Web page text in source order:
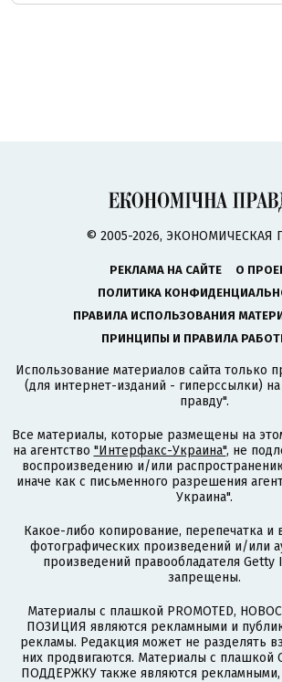
© 2005-2026, ЭКОНОМИЧЕСКАЯ
РЕКЛАМА НА САЙТЕ
О
ПОЛИТИКА
ПРАВИЛА ИСПОЛЬЗОВАНИЯ
ПРИНЦИПЫ И ПРАВИЛА
Использование материалов сайта только
(для интернет-изданий - гиперссылки)
правду".
Все материалы, которые размещены на
на агентство "Интерфакс-Украина", не
воспроизведению и/или
иначе как с письменного разрешения
Украина".
Какое-либо копирование, перепечатка и
фотографических произведений и/или
произведений правообладателя Getty
запрещены.
Материалы с плашкой PROMOTED,
ПОЗИЦИЯ являются рекламными и
рекламы. Редакция может не разделять
них продвигаются. Материалы с
ПОДДЕРЖКУ также являются рекламными,